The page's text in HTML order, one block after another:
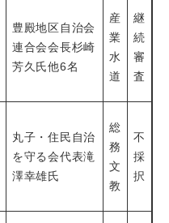
豊殿地区自治会
連合会会長杉崎
芳久氏他6名
産
業
水
道
継
続
審
査
丸子・住民自治
を守る会代表滝
澤幸雄氏
総
務
文
教
不
採
択